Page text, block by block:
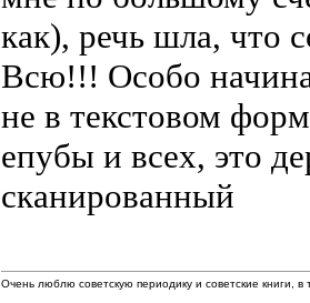
как), речь шла, что
Всю!!! Особо
не в текстовом
епубы и всех, это
сканированный
Очень люблю советскую периодику и советские книги,